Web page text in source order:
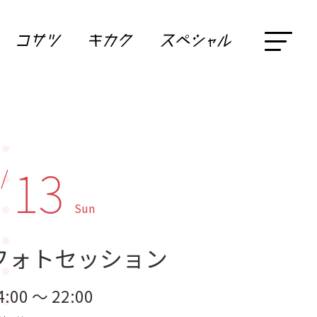
13 Sun
ォトセッション
～ 22:00